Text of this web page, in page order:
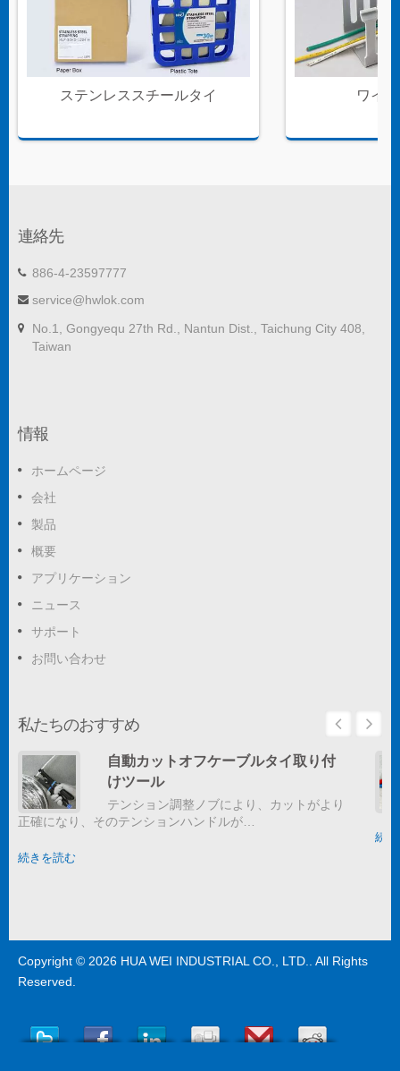
ステンレススチールタイ ワイ
連絡先
886-4-23597777
service@hwlok.com
No.1, Gongyequ 27th Rd., Nantun Dist., Taichung City 408,
Taiwan
情報
ホームページ
会社
製品
概要
アプリケーション
ニュース
サポート
お問い合わせ
私たちのおすすめ
自動カットオフケーブルタイ取り付
けツール
テンション調整ノブにより、カットがより
正確になり、そのテンションハンドルが…
続きを読む
続
Copyright © 2026 HUA WEI INDUSTRIAL CO., LTD.
. All Rights
Reserved.